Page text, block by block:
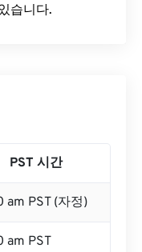
습니다.
PST 시간
am PST (자정)
am PST